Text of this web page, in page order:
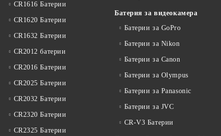
CR1616 Батерии
CR1620 Батерии
CR1632 Батерии
CR2012 батерии
CR2016 Батерии
CR2025 Батерии
CR2032 Батерии
CR2320 Батерии
CR2325 Батерии
Батерия за видеокамера
Батерии за GoPro
Батерии за Nikon
Батерии за Canon
Батерии за Olympus
Батерии за Panasonic
Батерии за JVC
CR-V3 Батерии